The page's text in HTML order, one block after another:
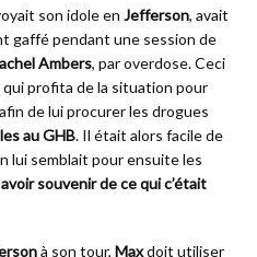
son idole en Jefferson, avait
gaffé pendant une session de
Ambers, par overdose. Ceci
qui profita de la situation pour
afin de lui procurer les drogues
au GHB. Il était alors facile de
lui semblait pour ensuite les
souvenir de ce qui c’était
à son tour, Maxdoit utiliser